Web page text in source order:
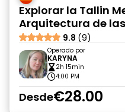
Explorar la Tallin
Arquitectura de
9.8 (9)
Operado por
KARYNA
2h 15min
4:00 PM
Desde€28.00